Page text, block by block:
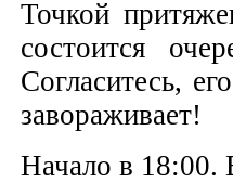
Точкой
состоится
Согласитесь,
завораживает!
Начало в 18:00.